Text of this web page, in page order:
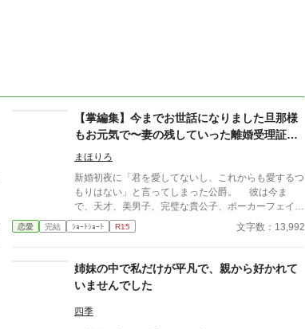
【掌編集】今までお世話になりました旦那様
もお元気で〜妻の残していった離婚受理証明
書を握りしめイケメン公爵は涙と鼻水を垂ら
まほりろ
新婚初夜に「君を愛してないし、これからも愛するつ
もりはない」と言ってしまった公爵。 彼は今ま
で、天才、美男子、完璧な貴公子、ポーカーフェイス
が似合う氷の公爵などと言われもてはやされてきた。
しかし新婚初夜に暴言を吐いた女性が、初恋の人
たことを知り意気消沈している。 彼の手には元妻
が置いていった「離婚受理証明書」が握られてい
た……。 他掌編七作品収録。 ※無断転載を禁止し
ます。 ※朗読動画の無断配信も禁止します 「Copyrig
恋愛 完結 ｼｮｰﾄｼｮｰﾄ R15 文字数：13,992
姉妹の中で私だけが平凡で、親から好かれて
いませんでした
四季